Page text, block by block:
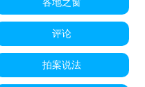
各地之窗
评论
拍案说法